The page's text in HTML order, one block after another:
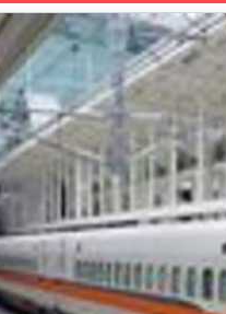
Điều lệ
Liên hệ